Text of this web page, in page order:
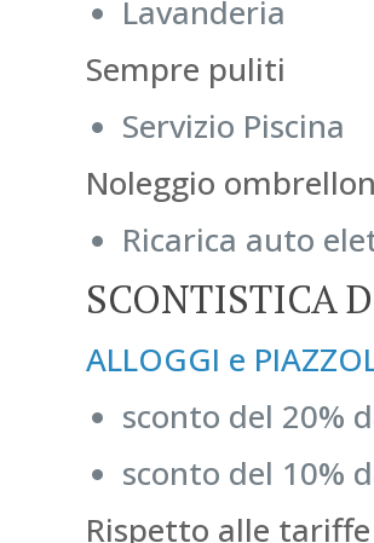
Lavanderia
Sempre puliti
Servizio Piscina
Noleggio
Ricarica auto
SCONTISTICA
ALLOGGI e
sconto del 20%
sconto del 10%
Rispetto alle